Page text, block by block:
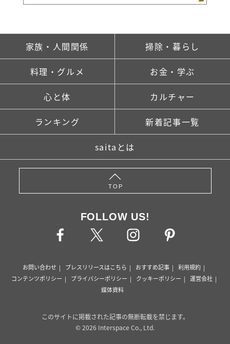
家族・人間関係 掃除・暮らし
料理・グルメ お金・学ぶ
心と体 カルチャー
ランキング 新着記事一覧
saitaとは
TOP
FOLLOW US!
お問い合わせ プレスリリースはこちら おすすめ記事
利用規約
コンテンツポリシー
プライバシーポリシー クッキーポリシー
運営会社
媒体資料
このサイトに掲載された記事の無断転載を禁じます。
© 2026 Interspace Co., Ltd.